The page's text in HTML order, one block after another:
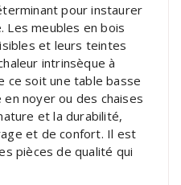
pour instaurer
Les meubles en bois
et leurs teintes
intrinsèque à
ce soit une table basse
noyer ou des chaises
et la durabilité,
et de confort. Il est
pièces de qualité qui